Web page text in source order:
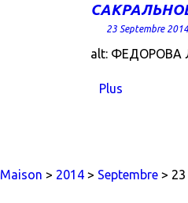
23 Septembre 2014
alt: ФЕДОРОВА
Plus
Maison > 2014 > Septembre > 23